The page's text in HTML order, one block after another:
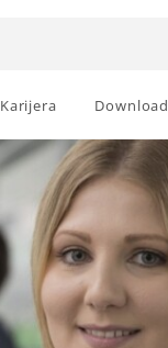
Karijera Download